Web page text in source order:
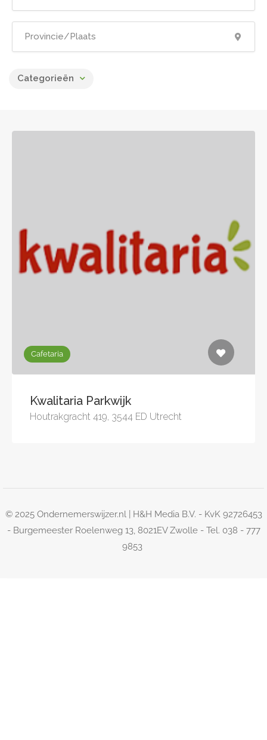
Categorieën
Cafetaria
Kwalitaria Parkwijk
Houtrakgracht 419, 3544 ED Utrecht
© 2025 Ondernemerswijzer.nl | H&H Media B.V. - KvK 92726453
- Burgemeester Roelenweg 13, 8021EV Zwolle - Tel. 038 - 777
9853